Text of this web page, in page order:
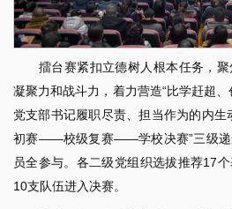
擂台赛紧扣立德树人根本任务，聚
凝聚力和战斗力，着力营造“比学赶超
党支部书记履职尽责、担当作为的内生
初赛——校级复赛——学校决赛”三级递
员全参与。各二级党组织选拔推荐17
10支队伍进入决赛。